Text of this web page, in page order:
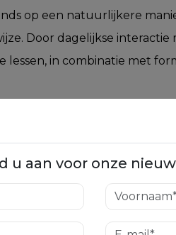
op een natuurlijkere
Door dagelijkse interactie
lessen, in combinatie met
Culturele onderdompeling
van de cultuur van het
word je blootgesteld
taal vormgeven. Zo wordt
waardoor je het Nederlands
u aan voor onze